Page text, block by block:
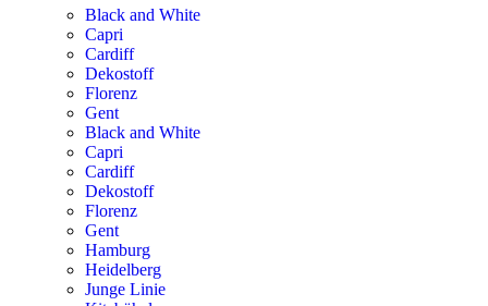
Black and White
Capri
Cardiff
Dekostoff
Florenz
Gent
Black and White
Capri
Cardiff
Dekostoff
Florenz
Gent
Hamburg
Heidelberg
Junge Linie